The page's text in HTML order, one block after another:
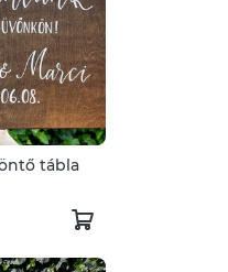
tábla